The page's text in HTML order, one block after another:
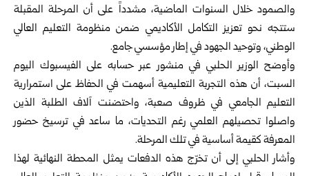
والصمود خلال السنوات الماضية، مشدداً على أن المرحلة المقبلة
ستتجه نحو تعزيز التكامل الأكاديمي ضمن منظومة التعليم العالي
الوطني، وتوحيد الجهود في إطار مؤسسي جامع.
وأوضح الوزير الحلبي في منشور عبر حسابه على الفيسبوك اليوم
السبت، أن هذه التجربة التعليمية أسهمت في الحفاظ على استمرارية
التعليم الجامعي في ظروف صعبة، واحتضنت آلاف الطلبة الذين
واصلوا تحصيلهم العلمي رغم التحديات، ما ساعد في ترسيخ حضور
المعرفة كقيمة أساسية في تلك المرحلة.
وأشار الحلبي إلى أن تخرّج هذه الدفعات يمثل المحطة النهائية لهذا